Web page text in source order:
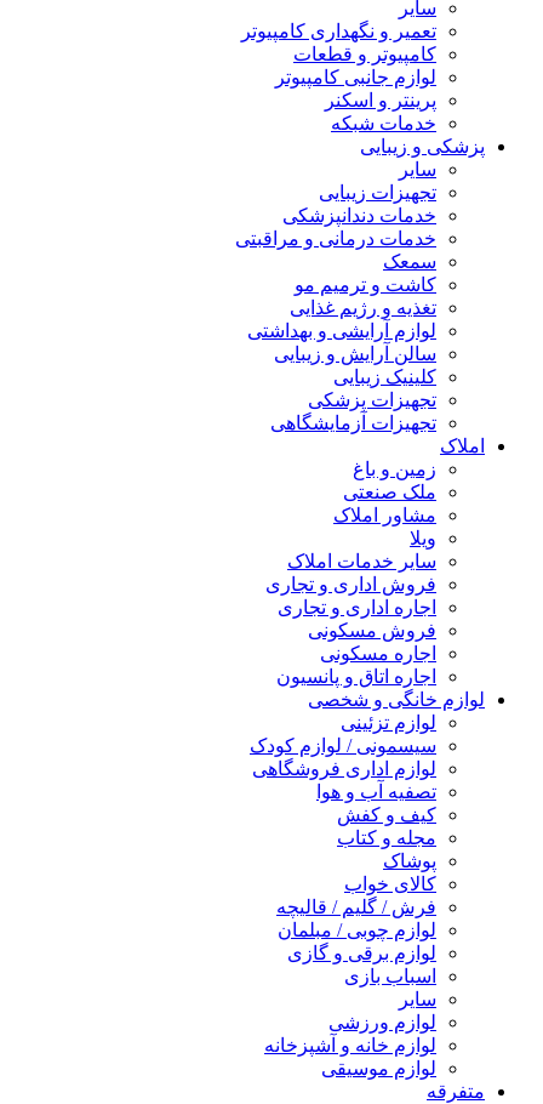
سایر
تعمیر و نگهداری کامپیوتر
کامپیوتر و قطعات
لوازم جانبی کامپیوتر
پرینتر و اسکنر
خدمات شبکه
پزشکی و زیبایی
سایر
تجهیزات زیبایی
خدمات دندانپزشکی
خدمات درمانی و مراقبتی
سمعک
کاشت و ترمیم مو
تغذیه و رژیم غذایی
لوازم آرایشی و بهداشتی
سالن آرایش و زیبایی
کلینیک زیبایی
تجهیزات پزشکی
تجهیزات آزمایشگاهی
املاک
زمین و باغ
ملک صنعتی
مشاور املاک
ویلا
سایر خدمات املاک
فروش اداری و تجاری
اجاره اداری و تجاری
فروش مسکونی
اجاره مسکونی
اجاره اتاق و پانسیون
لوازم خانگی و شخصی
لوازم تزئینی
سیسمونی / لوازم کودک
لوازم اداری فروشگاهی
تصفیه آب و هوا
کیف و کفش
مجله و کتاب
پوشاک
کالای خواب
فرش / گلیم / قالیچه
لوازم چوبی / مبلمان
لوازم برقی و گازی
اسباب بازی
سایر
لوازم ورزشی
لوازم خانه و آشپزخانه
لوازم موسیقی
متفرقه